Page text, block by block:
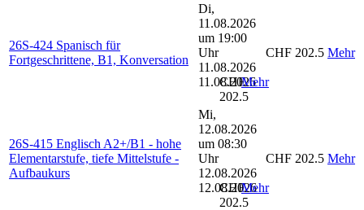
26S-424 Spanisch für
Fortgeschrittene, B1, Konversation
Di,
11.08.2026
um 19:00
Uhr
11.08.2026
11.08.2026
CHF
202.5
Mehr
CHF 202.5 Mehr
26S-415 Englisch A2+/B1 - hohe
Elementarstufe, tiefe Mittelstufe -
Aufbaukurs
Mi,
12.08.2026
um 08:30
Uhr
12.08.2026
12.08.2026
CHF
202.5
Mehr
CHF 202.5 Mehr